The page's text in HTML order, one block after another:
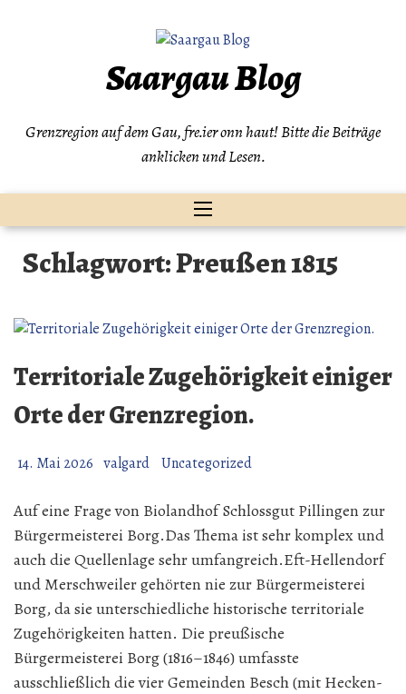
Saargau Blog
Grenzregion auf dem Gau, fre.ier onn haut! Bitte die Beiträge
anklicken und Lesen.
Schlagwort:Preußen 1815
Territoriale Zugehörigkeit einiger
Orte der Grenzregion.
14. Mai 2026 valgard Uncategorized
Auf eine Frage von Biolandhof Schlossgut Pillingen zur
Bürgermeisterei Borg.Das Thema ist sehr komplex und
auch die Quellenlage sehr umfangreich.Eft-Hellendorf
und Merschweiler gehörten nie zur Bürgermeisterei
Borg, da sie unterschiedliche historische territoriale
Zugehörigkeiten hatten. Die preußische
Bürgermeisterei Borg (1816–1846) umfasste
ausschließlich die vier Gemeinden Besch (mit Hecken-